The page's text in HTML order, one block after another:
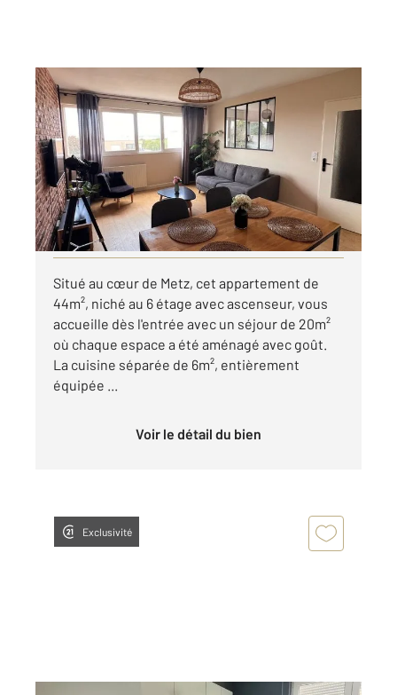
METZ 57
44,11 m2, 2 pièces
Ref : 28620
Appartement F2 à louer
820 €
par mois charges comprises
Visiter le site dédié
Situé au cœur de Metz, cet appartement de
44m², niché au 6 étage avec ascenseur, vous
accueille dès l'entrée avec un séjour de 20m²
où chaque espace a été aménagé avec goût.
La cuisine séparée de 6m², entièrement
équipée ...
Voir le détail du bien
Exclusivité